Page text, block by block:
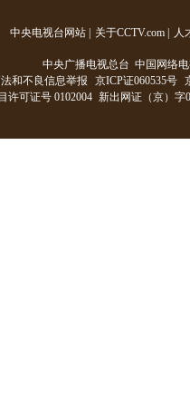
中央电视台网站 关于CCTV.com 人
中央广播电视总台 中国网络
和不良信息举报
京ICP证060535号
许可证号 0102004 新出网证（京）